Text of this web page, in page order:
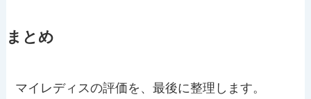
まとめ
マイレディスの評価を、最後に整理します。